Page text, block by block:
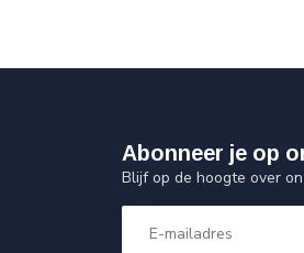
Abonneer je op
Blijf op de hoogte over